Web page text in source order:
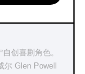
创喜剧角色。
Glen Powell